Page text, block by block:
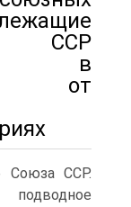
в
от
Союза ССР.